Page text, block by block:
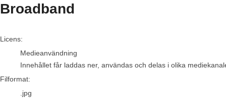
Broadband
go to media item
Licens:
Medieanvändning
Innehållet får laddas ner, användas och delas i olika
Filformat:
.jpg